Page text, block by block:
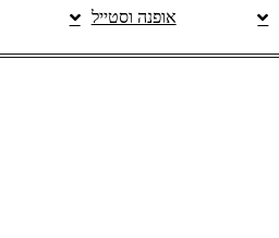
אופנה וסטייל